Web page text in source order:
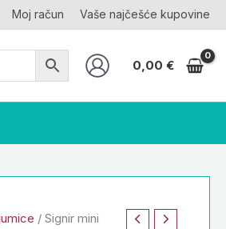
Moj račun Vaše najčešće kupovine
0,00 €
/ Signir mini